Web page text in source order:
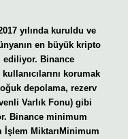
yılında kuruldu ve
en büyük kripto
ediliyor. Binance
korumak
depolama, rezerv
Varlık Fonu) gibi
Binance minimum
İşlem MiktarıMinimum